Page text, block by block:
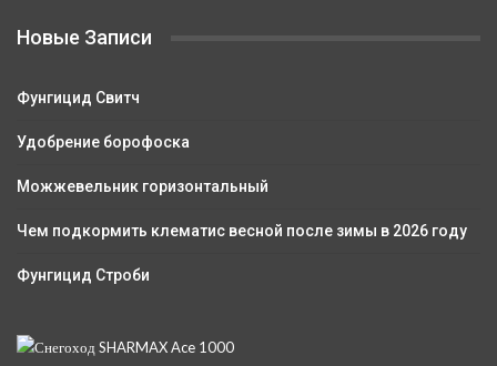
Новые Записи
Фунгицид Свитч
Удобрение борофоска
Можжевельник горизонтальный
Чем подкормить клематис весной после зимы в 2026 году
Фунгицид Строби